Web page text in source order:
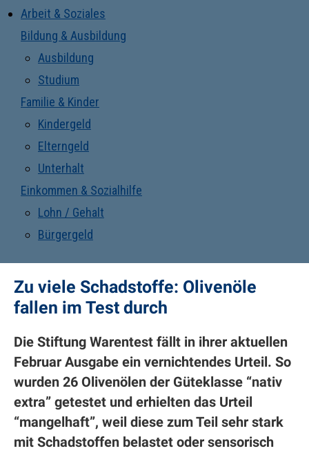
Arbeit & Soziales
Bildung & Ausbildung
Ausbildung
Studium
Familie & Kinder
Kindergeld
Elterngeld
Unterhalt
Einkommen & Sozialhilfe
Lohn / Gehalt
Bürgergeld
Zu viele Schadstoffe: Olivenöle
fallen im Test durch
Die Stiftung Warentest fällt in ihrer aktuellen
Februar Ausgabe ein vernichtendes Urteil. So
wurden 26 Olivenölen der Güteklasse “nativ
extra” getestet und erhielten das Urteil
“mangelhaft”, weil diese zum Teil sehr stark
mit Schadstoffen belastet oder sensorisch